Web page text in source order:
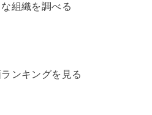
組織を調べる
ンキングを見る